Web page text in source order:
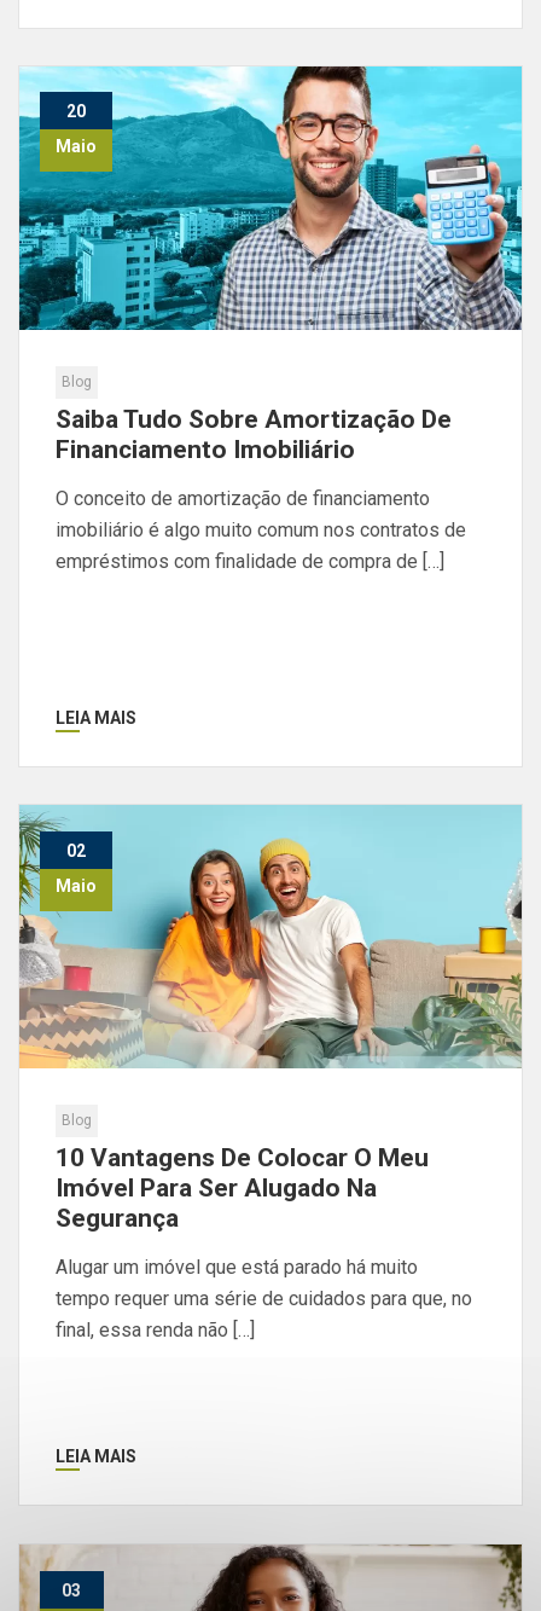
20
Maio
Blog
Saiba Tudo Sobre Amortização De
Financiamento Imobiliário
O conceito de amortização de financiamento
imobiliário é algo muito comum nos contratos de
empréstimos com finalidade de compra de […]
LEIA MAIS
02
Maio
Blog
10 Vantagens De Colocar O Meu
Imóvel Para Ser Alugado Na
Segurança
Alugar um imóvel que está parado há muito
tempo requer uma série de cuidados para que, no
final, essa renda não […]
LEIA MAIS
03